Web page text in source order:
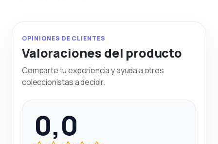
OPINIONES DE CLIENTES
Valoraciones del producto
Comparte tu experiencia y ayuda a otros
coleccionistas a decidir.
0,0